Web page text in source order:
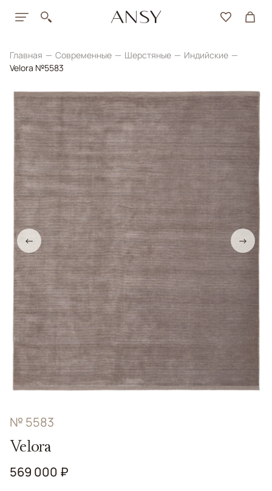
Главная Современные Шерстяные
Индийские
Velora №5583
← →
№ 5583
Velora
569 000 ₽